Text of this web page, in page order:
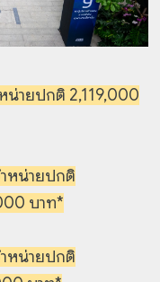
น่ายปกติ 2,119,000
ำหน่ายปกติ
บาท*
ำหน่ายปกติ